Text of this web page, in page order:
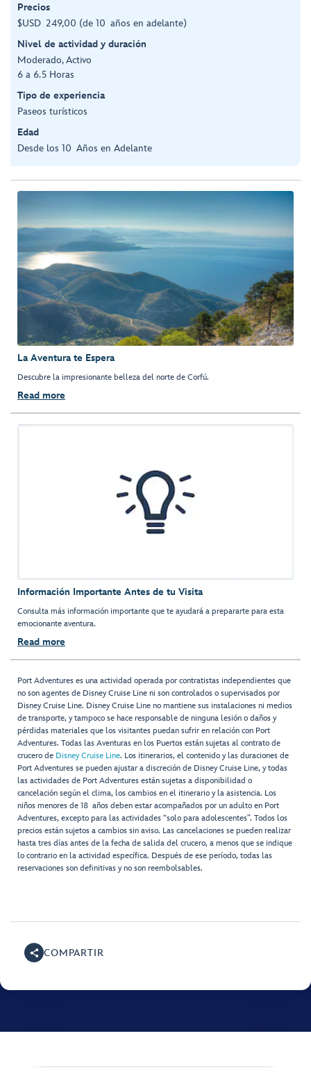
Precios
$USD 249,00 (de 10 años en adelante)
Nivel de actividad y duración
Moderado, Activo
6 a 6.5 Horas
Tipo de experiencia
Paseos turísticos
Edad
Desde los 10 Años en Adelante
La Aventura te Espera
Descubre la impresionante belleza del norte de Corfú.
Read more
Información Importante Antes de tu Visita
Consulta más información importante que te ayudará a prepararte para esta
emocionante aventura.
Read more
Port Adventures es una actividad operada por contratistas independientes que
no son agentes de Disney Cruise Line ni son controlados o supervisados por
Disney Cruise Line. Disney Cruise Line no mantiene sus instalaciones ni medios
de transporte, y tampoco se hace responsable de ninguna lesión o daños y
pérdidas materiales que los visitantes puedan sufrir en relación con Port
Adventures. Todas las Aventuras en los Puertos están sujetas al contrato de
crucero de Disney Cruise Line. Los itinerarios, el contenido y las duraciones de
Port Adventures se pueden ajustar a discreción de Disney Cruise Line, y todas
las actividades de Port Adventures están sujetas a disponibilidad o
cancelación según el clima, los cambios en el itinerario y la asistencia. Los
niños menores de 18 años deben estar acompañados por un adulto en Port
Adventures, excepto para las actividades “solo para adolescentes”. Todos los
precios están sujetos a cambios sin aviso. Las cancelaciones se pueden realizar
hasta tres días antes de la fecha de salida del crucero, a menos que se indique
lo contrario en la actividad específica. Después de ese período, todas las
reservaciones son definitivas y no son reembolsables.
COMPARTIR